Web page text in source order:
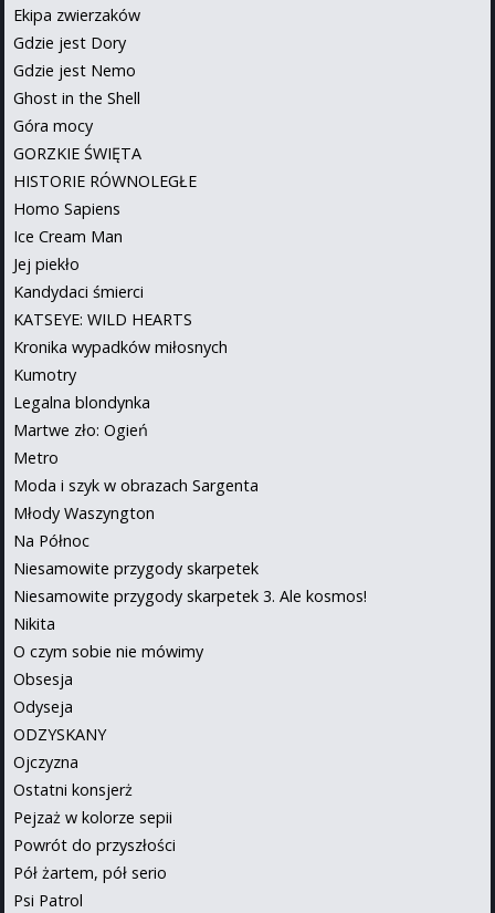
Ekipa zwierzaków
Gdzie jest Dory
Gdzie jest Nemo
Ghost in the Shell
Góra mocy
GORZKIE ŚWIĘTA
HISTORIE RÓWNOLEGŁE
Homo Sapiens
Ice Cream Man
Jej piekło
Kandydaci śmierci
KATSEYE: WILD HEARTS
Kronika wypadków miłosnych
Kumotry
Legalna blondynka
Martwe zło: Ogień
Metro
Moda i szyk w obrazach Sargenta
Młody Waszyngton
Na Północ
Niesamowite przygody skarpetek
Niesamowite przygody skarpetek 3. Ale kosmos!
Nikita
O czym sobie nie mówimy
Obsesja
Odyseja
ODZYSKANY
Ojczyzna
Ostatni konsjerż
Pejzaż w kolorze sepii
Powrót do przyszłości
Pół żartem, pół serio
Psi Patrol